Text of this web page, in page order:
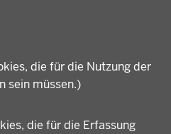
die für die Nutzung der
sein müssen.)
die für die Erfassung